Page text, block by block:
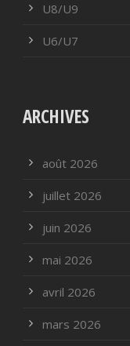
U8/U9
U6/U7
ARCHIVES
août 2026
juillet 2026
juin 2026
mai 2026
avril 2026
mars 2026